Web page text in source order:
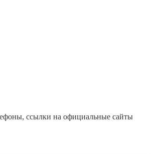
ссылки на официальные сайты